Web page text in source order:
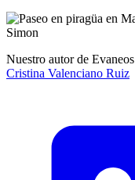
Simon
Nuestro autor de Evaneos
Cristina Valenciano Ruiz